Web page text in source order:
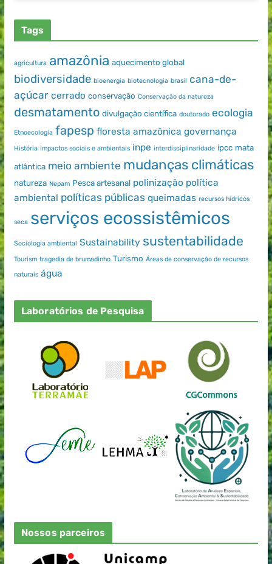
Tags
agricultura amazônia aquecimento global
biodiversidade bioenergia biotecnologia brasil cana-de-
açúcar cerrado conservação Conservação da natureza
desmatamento divulgação científica doutorado ecologia
Etnoecologia fapesp floresta amazônica governança
História impactos sociais e ambientais inpe interdisciplinaridade ipcc mata
atlântica meio ambiente mudanças climáticas
natureza Nepam Pesca artesanal polinização política
ambiental políticas públicas queimadas recursos hídricos
seca serviços ecossistêmicos
Sociologia ambiental Sustainability sustentabilidade
Tourism tragedia de brumadinho Turismo Áreas de conservação de recursos
naturais água
Laboratórios de Pesquisa
Nossos parceiros